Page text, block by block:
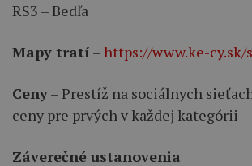
RS3 – Bedľa
Mapy tratí – https://www.ke-
Ceny– Prestíž na sociálnych
ceny pre prvých v každej kategórii
Záverečné ustanovenia